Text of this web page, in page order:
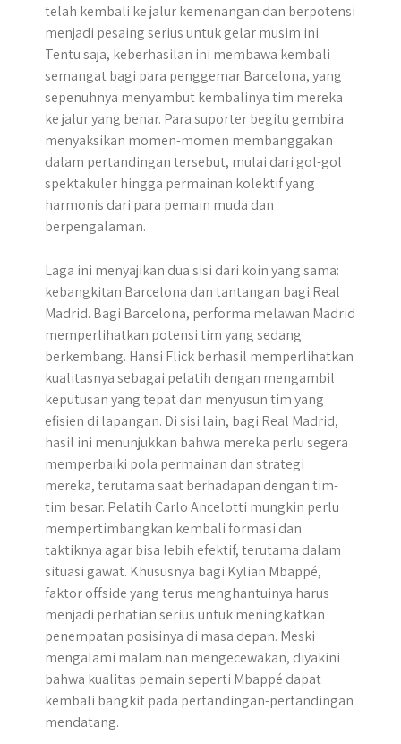
telah kembali ke jalur kemenangan dan berpotensi
menjadi pesaing serius untuk gelar musim ini.
Tentu saja, keberhasilan ini membawa kembali
semangat bagi para penggemar Barcelona, yang
sepenuhnya menyambut kembalinya tim mereka
ke jalur yang benar. Para suporter begitu gembira
menyaksikan momen-momen membanggakan
dalam pertandingan tersebut, mulai dari gol-gol
spektakuler hingga permainan kolektif yang
harmonis dari para pemain muda dan
berpengalaman.
Laga ini menyajikan dua sisi dari koin yang sama:
kebangkitan Barcelona dan tantangan bagi Real
Madrid. Bagi Barcelona, performa melawan Madrid
memperlihatkan potensi tim yang sedang
berkembang. Hansi Flick berhasil memperlihatkan
kualitasnya sebagai pelatih dengan mengambil
keputusan yang tepat dan menyusun tim yang
efisien di lapangan. Di sisi lain, bagi Real Madrid,
hasil ini menunjukkan bahwa mereka perlu segera
memperbaiki pola permainan dan strategi
mereka, terutama saat berhadapan dengan tim-
tim besar. Pelatih Carlo Ancelotti mungkin perlu
mempertimbangkan kembali formasi dan
taktiknya agar bisa lebih efektif, terutama dalam
situasi gawat. Khususnya bagi Kylian Mbappé,
faktor offside yang terus menghantuinya harus
menjadi perhatian serius untuk meningkatkan
penempatan posisinya di masa depan. Meski
mengalami malam nan mengecewakan, diyakini
bahwa kualitas pemain seperti Mbappé dapat
kembali bangkit pada pertandingan-pertandingan
mendatang.